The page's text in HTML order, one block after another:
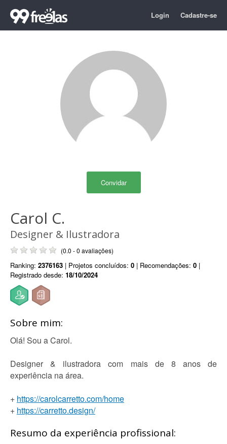
Login Cadastre-se
Convidar
Carol C.
Designer & Ilustradora
(0.0 - 0 avaliações)
Ranking: 2376163 | Projetos concluídos: 0 | Recomendações: 0 |
Registrado desde: 18/10/2024
Sobre mim:
Olá! Sou a Carol.
Designer & ilustradora com mais de 8 anos de
experiência na área.
+ https://carolcarretto.com/home
+ https://carretto.design/
Resumo da experiência profissional: